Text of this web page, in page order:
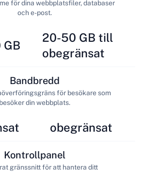
GB
för dina webbplatsfiler, databaser
och e-post.
20-50 GB till
obegränsat
Bandbredd
för besökare som
besöker din webbplats.
obegränsat
Kontrollpanel
gränssnitt för att hantera ditt